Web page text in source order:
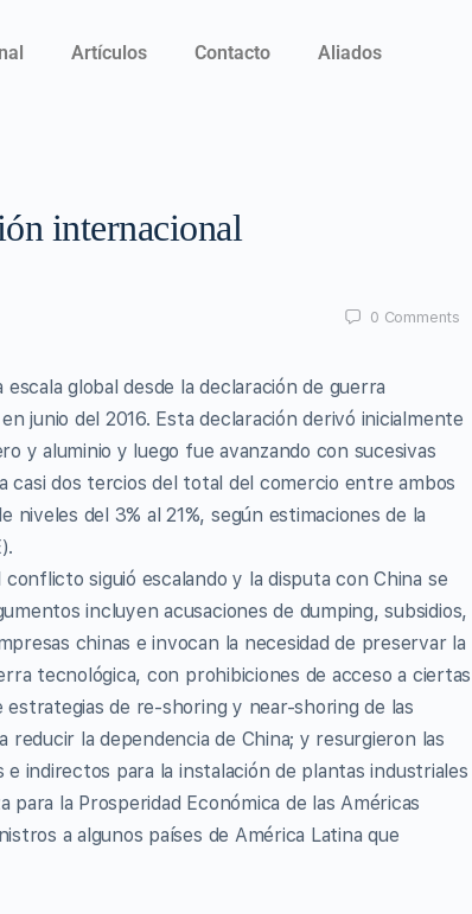
Artículos Contacto Aliados
internacional
0 Comments
global desde la declaración de guerra
junio del 2016. Esta declaración derivó inicialmente
y aluminio y luego fue avanzando con sucesivas
dos tercios del total del comercio entre ambos
del 3% al 21%, según estimaciones de la
siguió escalando y la disputa con China se
incluyen acusaciones de dumping, subsidios,
chinas e invocan la necesidad de preservar la
tecnológica, con prohibiciones de acceso a ciertas
de re-shoring y near-shoring de las
la dependencia de China; y resurgieron las
indirectos para la instalación de plantas industriales
la Prosperidad Económica de las Américas
a algunos países de América Latina que